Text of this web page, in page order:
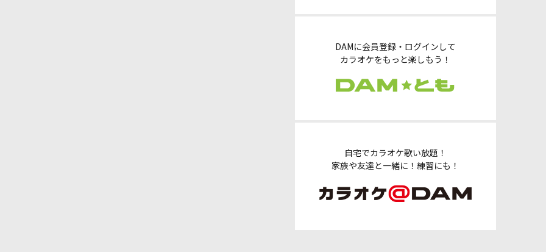
DAMに会員登録・ログインして
カラオケをもっと楽しもう！
自宅でカラオケ歌い放題！
家族や友達と一緒に！練習にも！